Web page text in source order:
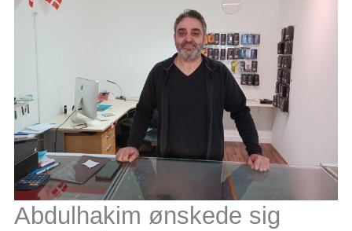
Abdulhakim ønskede sig